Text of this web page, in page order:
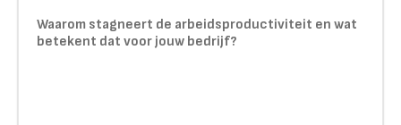
Waarom stagneert de arbeidsproductiviteit en wat
betekent dat voor jouw bedrijf?